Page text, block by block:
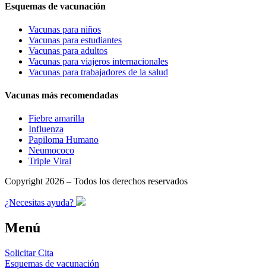
Esquemas de vacunación
Vacunas para niños
Vacunas para estudiantes
Vacunas para adultos
Vacunas para viajeros internacionales
Vacunas para trabajadores de la salud
Vacunas más recomendadas
Fiebre amarilla
Influenza
Papiloma Humano
Neumococo
Triple Viral
Copyright 2026 – Todos los derechos reservados
¿Necesitas ayuda?
Menú
Solicitar Cita
Esquemas de vacunación